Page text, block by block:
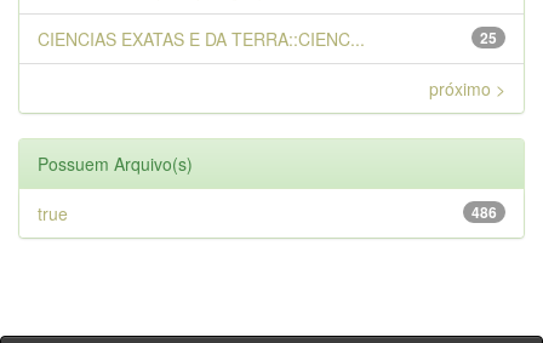
25
CIENCIAS EXATAS E DA TERRA::CIENC...
próximo >
Possuem Arquivo(s)
486
true